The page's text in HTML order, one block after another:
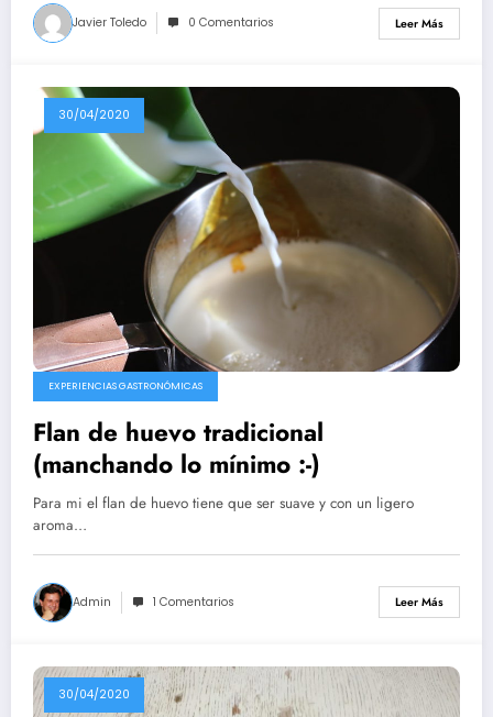
Javier Toledo 0 Comentarios Leer Más
30/04/2020
EXPERIENCIAS GASTRONÓMICAS
Flan de huevo tradicional
(manchando lo mínimo :-)
Para mi el flan de huevo tiene que ser suave y con un ligero
aroma…
Admin 1 Comentarios Leer Más
30/04/2020